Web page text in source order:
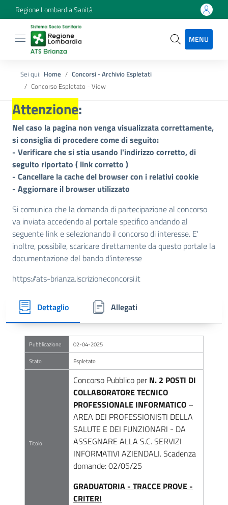
Regione Lombardia Sanità
MENU
Sei qui: Home
Concorsi - Archivio Espletati
Concorso Espletato - View
Attenzione:
Nel caso la pagina non venga visualizzata correttamente,
si consiglia di procedere come di seguito:
- Verificare che si stia usando l'indirizzo corretto, di
seguito riportato ( link corretto )
- Cancellare la cache del browser con i relativi cookie
- Aggiornare il browser utilizzato
Si comunica che la domanda di partecipazione al concorso
va inviata accedendo al portale specifico andando al
seguente link e selezionando il concorso di interesse. E'
inoltre, possibile, scaricare direttamente da questo portale la
documentazione del bando d'interesse
https://ats-brianza.iscrizioneconcorsi.it
Dettaglio Allegati
Pubblicazione
02-04-2025
Stato
Espletato
Titolo
Concorso Pubblico perN. 2 POSTI DI
COLLABORATORE TECNICO
PROFESSIONALE INFORMATICO –
AREA DEI PROFESSIONISTI DELLA
SALUTE E DEI FUNZIONARI - DA
ASSEGNARE ALLA S.C. SERVIZI
INFORMATIVI AZIENDALI. Scadenza
domande: 02/05/25
GRADUATORIA - TRACCE PROVE -
CRITERI